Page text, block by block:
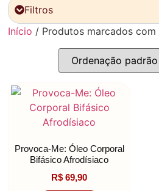
Filtros
Início / Produtos marcados com
Provoca-Me: Óleo Corporal
Bifásico Afrodísiaco
R$ 69,90